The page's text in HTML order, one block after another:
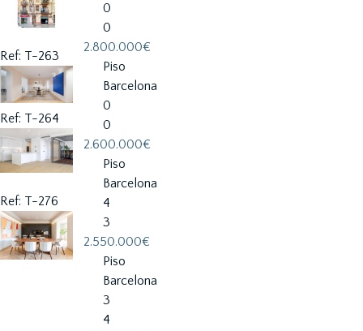
0
0
2.800.000€
Ref: T-263
Piso
Barcelona
0
0
2.600.000€
Ref: T-264
Piso
Barcelona
4
3
2.550.000€
Ref: T-276
Piso
Barcelona
3
4